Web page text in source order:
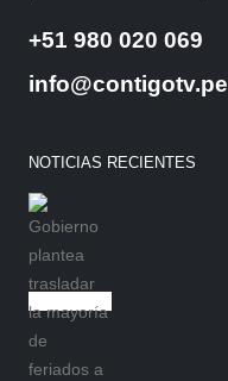
+51 980 020 069
info@contigotv.pe
NOTICIAS RECIENTES